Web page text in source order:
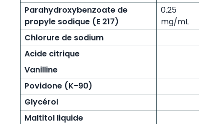
Parahydroxybenzoate de
propyle sodique (E 217)
0.25
mg/mL
Chlorure de sodium
Acide citrique
Vanilline
Povidone (K-90)
Glycérol
Maltitol liquide